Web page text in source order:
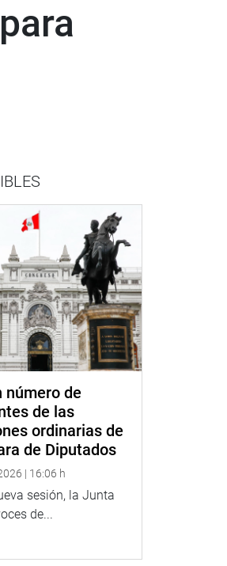
número de
de las
ordinarias de
de Diputados
| 16:06 h
sesión, la Junta
de...